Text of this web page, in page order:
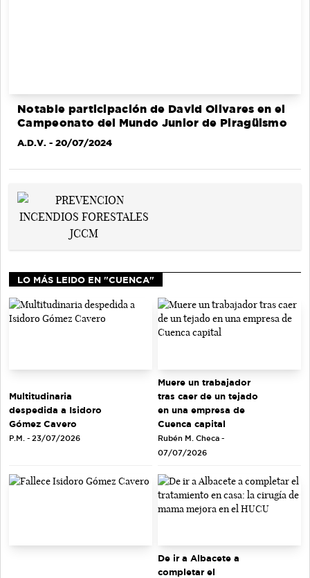
Notable participación de David Olivares en el
Campeonato del Mundo Junior de Piragüismo
A.D.V. - 20/07/2024
LO MÁS LEIDO EN "CUENCA"
Multitudinaria
despedida a Isidoro
Gómez Cavero
P.M. - 23/07/2026
Muere un trabajador
tras caer de un tejado
en una empresa de
Cuenca capital
Rubén M. Checa -
07/07/2026
De ir a Albacete a
completar el